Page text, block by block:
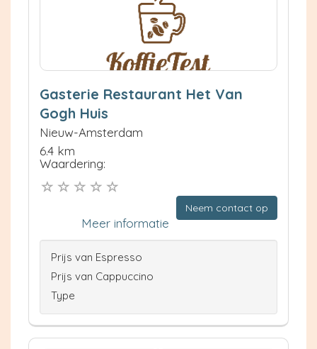
Gasterie Restaurant Het Van
Gogh Huis
Nieuw-Amsterdam
6.4 km
Waardering:
Neem contact op
Meer informatie
Prijs van Espresso
Prijs van Cappuccino
Type